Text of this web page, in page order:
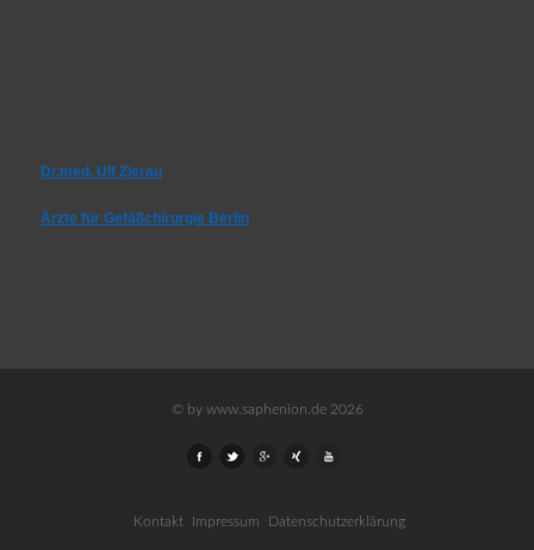
Dr.med. Ulf Zierau
Ärzte für Gefäßchirurgie Berlin
© by www.saphenion.de 2026
Kontakt Impressum Datenschutzerklärung